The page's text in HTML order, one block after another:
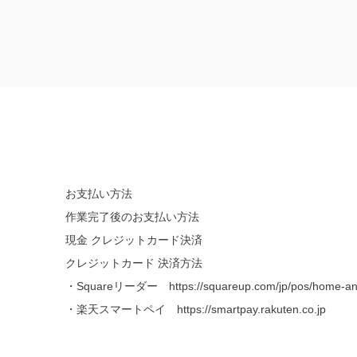
お支払い方法
作業完了後のお支払い方法
現金 クレジットカード決済
クレジットカード 決済方法
・Squareリーダー https://squareup.com/jp/pos/home-
・楽天スマートペイ https://smartpay.rakuten.co.jp